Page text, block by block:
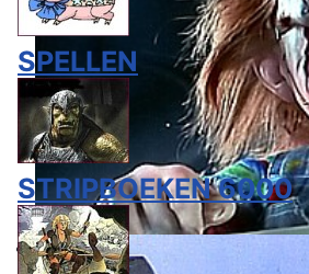
SPELLEN
STRIPBOEKEN 6000